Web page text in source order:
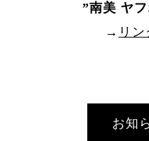
”南美 ヤ
→ リ
お知